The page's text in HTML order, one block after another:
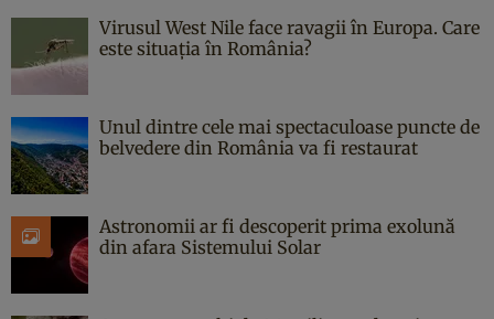
Virusul West Nile face ravagii în Europa. Care
este situația în România?
Unul dintre cele mai spectaculoase puncte de
belvedere din România va fi restaurat
Astronomii ar fi descoperit prima exolună
din afara Sistemului Solar